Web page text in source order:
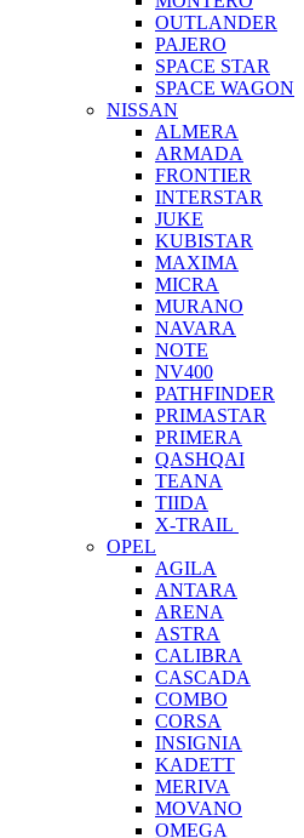
OUTLANDER
PAJERO
SPACE STAR
SPACE WAGON
NISSAN
ALMERA
ARMADA
FRONTIER
INTERSTAR
JUKE
KUBISTAR
MAXIMA
MICRA
MURANO
NAVARA
NOTE
NV400
PATHFINDER
PRIMASTAR
PRIMERA
QASHQAI
TEANA
TIIDA
X-TRAIL
OPEL
AGILA
ANTARA
ARENA
ASTRA
CALIBRA
CASCADA
COMBO
CORSA
INSIGNIA
KADETT
MERIVA
MOVANO
OMEGA